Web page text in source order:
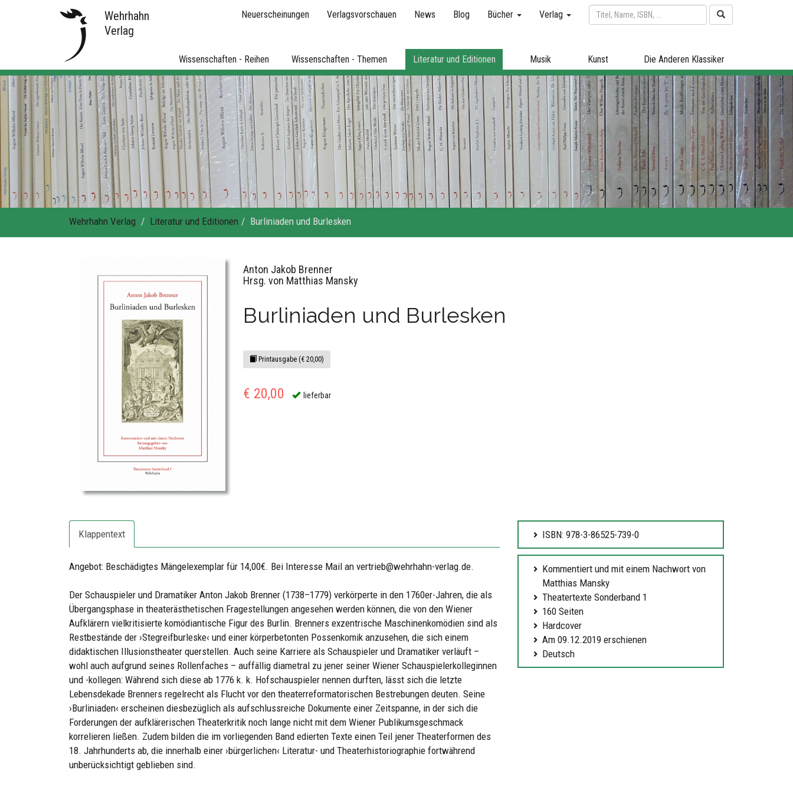
Wehrhahn
Verlag
Neuerscheinungen Verlagsvorschauen News Blog Bücher Verlag
Wissenschaften - Reihen Wissenschaften - Themen Literatur und Editionen Musik Kunst Die Anderen Klassiker
Wehrhahn Verlag Literatur und Editionen Burliniaden und Burlesken
Anton Jakob Brenner
Hrsg. von Matthias Mansky
Burliniaden und Burlesken
Printausgabe (€ 20,00)
€ 20,00 lieferbar
Klappentext
Angebot: Beschädigtes Mängelexemplar für 14,00€. Bei Interesse Mail an vertrieb@wehrhahn-verlag.de.
Der Schauspieler und Dramatiker Anton Jakob Brenner (1738–1779) verkörperte in den 1760er-Jahren, die als
Übergangsphase in theaterästhetischen Fragestellungen angesehen werden können, die von den Wiener
Aufklärern vielkritisierte komödiantische Figur des Burlin. Brenners exzentrische Maschinenkomödien sind als
Restbestände der ›Stegreifburleske‹ und einer körperbetonten Possenkomik anzusehen, die sich einem
didaktischen Illusionstheater querstellen. Auch seine Karriere als Schauspieler und Dramatiker verläuft –
wohl auch aufgrund seines Rollenfaches – auffällig diametral zu jener seiner Wiener Schauspielerkolleginnen
und -kollegen: Während sich diese ab 1776 k. k. Hofschauspieler nennen durften, lässt sich die letzte
Lebensdekade Brenners regelrecht als Flucht vor den theaterreformatorischen Bestrebungen deuten. Seine
›Burliniaden‹ erscheinen diesbezüglich als aufschlussreiche Dokumente einer Zeitspanne, in der sich die
Forderungen der aufklärerischen Theaterkritik noch lange nicht mit dem Wiener Publikumsgeschmack
korrelieren ließen. Zudem bilden die im vorliegenden Band edierten Texte einen Teil jener Theaterformen des
18. Jahrhunderts ab, die innerhalb einer ›bürgerlichen‹ Literatur- und Theaterhistoriographie fortwährend
unberücksichtigt geblieben sind.
ISBN: 978-3-86525-739-0
Kommentiert und mit einem Nachwort von
Matthias Mansky
Theatertexte Sonderband 1
160 Seiten
Hardcover
Am 09.12.2019 erschienen
Deutsch